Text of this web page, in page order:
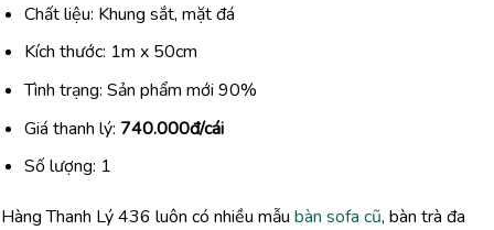
Chất liệu: Khung sắt, mặt đá
Kích thước: 1m x 50cm
Tình trạng: Sản phẩm mới 90%
Giá thanh lý: 740.000đ/cái
Số lượng: 1
Hàng Thanh Lý 436 luôn có nhiều mẫu bàn sofa cũ, bàn trà đa